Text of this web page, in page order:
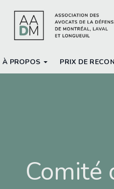
À PROPOS PRIX DE
Comité